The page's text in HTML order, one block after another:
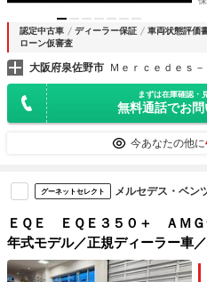
認定中古車 ディーラー保証 車両状態評価
ローン仮審査
大阪府泉佐野市
まずは在庫確認・
無料通話でお
今あなたの他に
グーネットセレクト メルセデス・ベン
ＥＱＥ ＥＱＥ３５０＋ ＡＭ
年式モデル／正規ディーラー車
／フルレザー／ブルメスタオー